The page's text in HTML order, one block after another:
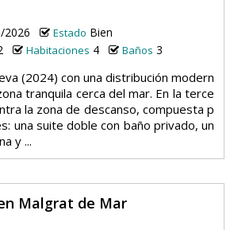
2026 Estado Bien
Habitaciones 4 Baños 3
(2024) con una distribución modern
tranquila cerca del mar. En la terce
la zona de descanso, compuesta p
una suite doble con baño privado, un
y ...
Malgrat de Mar